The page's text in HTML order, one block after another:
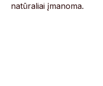
natūraliai įmanoma.